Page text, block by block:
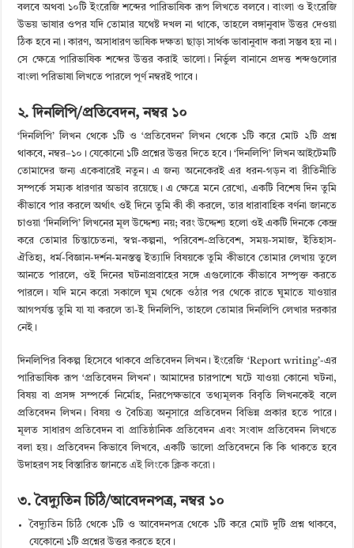
বলবে অথবা ১০টি ইংরেজি শব্দের পারিভাষিক রূপ লিখতে বলবে। বাংলা ও ইংরেজি
উভয় ভাষার ওপর যদি তোমার যথেষ্ট দখল না থাকে, তাহলে বঙ্গানুবাদ উত্তর দেওয়া
ঠিক হবে না। কারণ, অসাধারণ ভাষিক দক্ষতা ছাড়া সার্থক ভাবানুবাদ করা সম্ভব হয় না।
সে ক্ষেত্রে পারিভাষিক শব্দের উত্তর করাই ভালো। নির্ভুল বানানে প্রদত্ত শব্দগুলোর
বাংলা পরিভাষা লিখতে পারলে পূর্ণ নম্বরই পাবে।
২. দিনলিপি/প্রতিবেদন, নম্বর ১০
‘দিনলিপি’ লিখন থেকে ১টি ও ‘প্রতিবেদন’ লিখন থেকে ১টি করে মোট ২টি প্রশ্ন
থাকবে, নম্বর–১০। যেকোনো ১টি প্রশ্নের উত্তর দিতে হবে। ‘দিনলিপি’ লিখন আইটেমটি
তোমাদের জন্য একেবারেই নতুন। এ জন্য অনেকেরই এর ধরন-গড়ন বা রীতিনীতি
সম্পর্কে সম্যক ধারণার অভাব রয়েছে। এ ক্ষেত্রে মনে রেখো, একটি বিশেষ দিন তুমি
কীভাবে পার করলে অর্থাৎ ওই দিনে তুমি কী কী করলে, তার ধারাবাহিক বর্ণনা জানতে
চাওয়া ‘দিনলিপি’ লিখনের মূল উদ্দেশ্য নয়; বরং উদ্দেশ্য হলো ওই একটি দিনকে কেন্দ্র
করে তোমার চিন্তাচেতনা, স্বপ্ন-কল্পনা, পরিবেশ-প্রতিবেশ, সময়-সমাজ, ইতিহাস-
ঐতিহ্য, ধর্ম-বিজ্ঞান-দর্শন-মনস্তত্ত্ব ইত্যাদি বিষয়কে তুমি কীভাবে তোমার লেখায় তুলে
আনতে পারলে, ওই দিনের ঘটনাপ্রবাহের সঙ্গে এগুলোকে কীভাবে সম্পৃক্ত করতে
পারলে। যদি মনে করো সকালে ঘুম থেকে ওঠার পর থেকে রাতে ঘুমাতে যাওয়ার
আগপর্যন্ত তুমি যা যা করলে তা-ই দিনলিপি, তাহলে তোমার দিনলিপি লেখার দরকার
নেই।
দিনলিপির বিকল্প হিসেবে থাকবে প্রতিবেদন লিখন। ইংরেজি ‘Report writing’-এর
পারিভাষিক রূপ ‘প্রতিবেদন লিখন’। আমাদের চারপাশে ঘটে যাওয়া কোনো ঘটনা,
বিষয় বা প্রসঙ্গ সম্পর্কে নির্মোহ, নিরপেক্ষভাবে তথ্যমূলক বিবৃতি লিখনকেই বলে
প্রতিবেদন লিখন। বিষয় ও বৈচিত্র্য অনুসারে প্রতিবেদন বিভিন্ন প্রকার হতে পারে।
মূলত সাধারণ প্রতিবেদন বা প্রাতিষ্ঠানিক প্রতিবেদন এবং সংবাদ প্রতিবেদন লিখতে
বলা হয়। প্রতিবেদন কিভাবে লিখবে, একটি ভালো প্রতিবেদনে কি কি থাকতে হবে
উদাহরণ সহ বিস্তারিত জানতেএই লিংকে ক্লিক করো।
৩. বৈদ্যুতিন চিঠি/আবেদনপত্র, নম্বর ১০
বৈদ্যুতিন চিঠি থেকে ১টি ও আবেদনপত্র থেকে ১টি করে মোট দুটি প্রশ্ন থাকবে,
যেকোনো ১টি প্রশ্নের উত্তর করতে হবে।